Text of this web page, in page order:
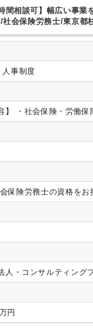
間相談可】幅広い事業
社会保険労務士/東京都
社会保険・給与 、 人事制度
】 ・社会保険・労働保
・賃金規程の作成 など
門です。
をしていきたいかなど
保険労務士の資格をお
。
人・コンサルティング
〜 35万円